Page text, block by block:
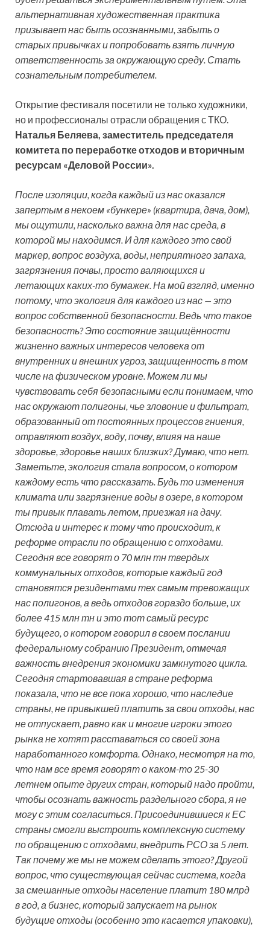
альтернативная художественная практика
призывает нас быть осознанными, забыть о
старых привычках и попробовать взять личную
ответственность за окружающую среду. Стать
сознательным потребителем.
Открытие фестиваля посетили не только художники,
но и профессионалы отрасли обращения с ТКО.
Наталья Беляева, заместитель председателя
комитета по переработке отходов и вторичным
ресурсам «Деловой России».
После изоляции, когда каждый из нас оказался
запертым в некоем «бункере» (квартира, дача, дом),
мы ощутили, насколько важна для нас среда, в
которой мы находимся. И для каждого это свой
маркер, вопрос воздуха, воды, неприятного запаха,
загрязнения почвы, просто валяющихся и
летающих каких-то бумажек. На мой взгляд, именно
потому, что экология для каждого из нас — это
вопрос собственной безопасности. Ведь что такое
безопасность? Это состояние защищённости
жизненно важных интересов человека от
внутренних и внешних угроз, защищенность в том
числе на физическом уровне. Можем ли мы
чувствовать себя безопасными если понимаем, что
нас окружают полигоны, чье зловоние и фильтрат,
образованный от постоянных процессов гниения,
отравляют воздух, воду, почву, влияя на наше
здоровье, здоровье наших близких? Думаю, что нет.
Заметьте, экология стала вопросом, о котором
каждому есть что рассказать. Будь то изменения
климата или загрязнение воды в озере, в котором
ты привык плавать летом, приезжая на дачу.
Отсюда и интерес к тому что происходит, к
реформе отрасли по обращению с отходами.
Сегодня все говорят о 70 млн тн твердых
коммунальных отходов, которые каждый год
становятся резидентами тех самым тревожащих
нас полигонов, а ведь отходов гораздо больше, их
более 415 млн тн и это тот самый ресурс
будущего, о котором говорил в своем послании
федеральному собранию Президент, отмечая
важность внедрения экономики замкнутого цикла.
Сегодня стартовавшая в стране реформа
показала, что не все пока хорошо, что наследие
страны, не привыкшей платить за свои отходы, нас
не отпускает, равно как и многие игроки этого
рынка не хотят расставаться со своей зона
наработанного комфорта. Однако, несмотря на то,
что нам все время говорят о каком-то 25-30
летнем опыте других стран, который надо пройти,
чтобы осознать важность раздельного сбора, я не
могу с этим согласиться. Присоединившиеся к ЕС
страны смогли выстроить комплексную систему
по обращению с отходами, внедрить РСО за 5 лет.
Так почему же мы не можем сделать этого? Другой
вопрос, что существующая сейчас система, когда
за смешанные отходы население платит 180 млрд
в год, а бизнес, который запускает на рынок
будущие отходы (особенно это касается упаковки),